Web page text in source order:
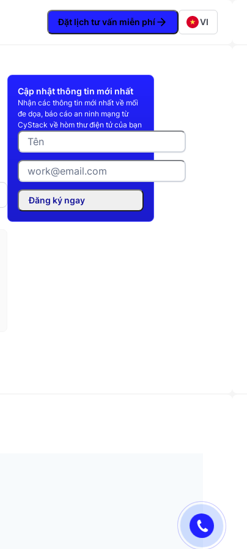
Đặt lịch tư vấn miễn phí VI
Cập nhật thông tin mới nhất
Nhận các thông tin mới nhất về mối
đe dọa, báo cáo an ninh mạng từ
CyStack về hòm thư điện tử của bạn
Đăng ký ngay